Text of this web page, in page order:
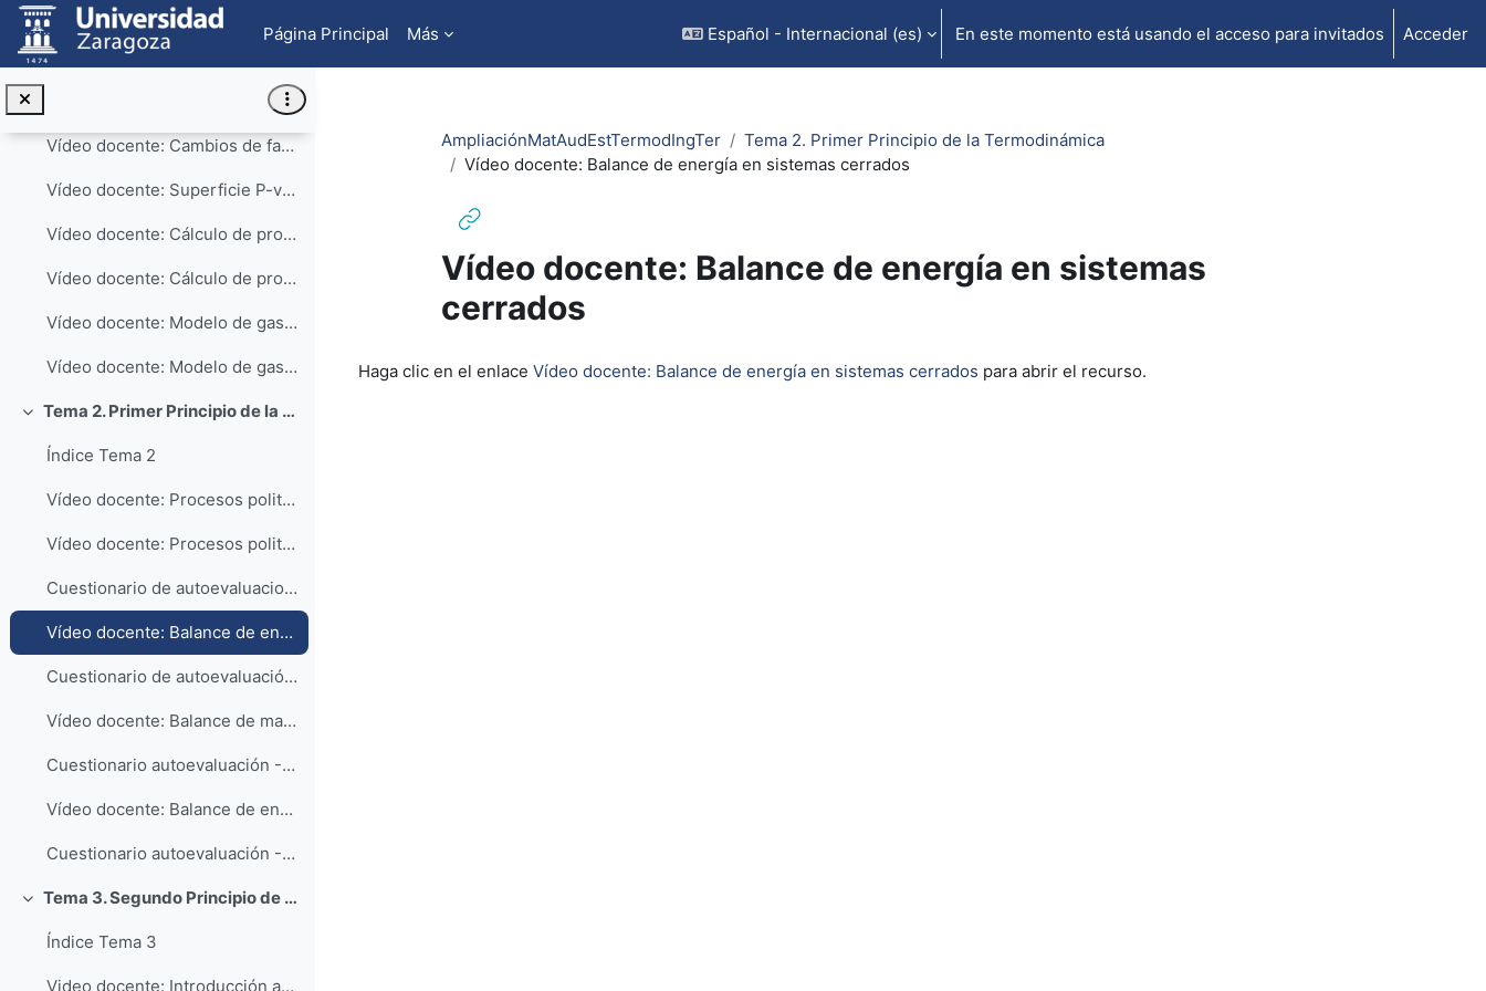
Salta al contenido principal
Página Principal
Más Español - Internacional ‎(es)‎ En este momento está usando el acceso para invitados Acceder
Cuestionario de autoevaluación
Colapsar
Vídeo docente: Cambios de fase de una sustancia pura a presión constante
Vídeo docente: Superficie P-v-T de una sustancia pura
Vídeo docente: Cálculo de propiedades de una sustancia real mediante tablas
Vídeo docente: Cálculo de propiedades de líquido subenfriado
Vídeo docente: Modelo de gas ideal - ecuación térmica de estado
Vídeo docente: Modelo de gas ideal - cálculo de propiedades
Colapsar Tema 2. Primer Principio de la Termodinámica
Índice Tema 2
Vídeo docente: Procesos politrópicos (Parte 1)
Vídeo docente: Procesos politrópicos (Parte 2)
Cuestionario de autoevaluacion - Procesos politrópicos
Vídeo docente: Balance de energía en sistemas cerrados
Cuestionario de autoevaluación - Sistemas cerrados
Vídeo docente: Balance de masa en sistemas abiertos
Cuestionario autoevaluación - Balance de masa
Vídeo docente: Balance de energía en sistemas abiertos
Cuestionario autoevaluación - Balance de energía
Colapsar Tema 3. Segundo Principio de la Termodinámica - Ciclo de Carnot
Índice Tema 3
Video docente: Introducción a los ciclos termodinámicos (Parte 1)
AmpliaciónMatAudEstTermodIngTer
Tema 2. Primer Principio de la Termodinámica
Vídeo docente: Balance de energía en sistemas cerrados
Vídeo docente: Balance de energía en sistemas
cerrados
Haga clic en el enlace Vídeo docente: Balance de energía en sistemas cerrados para abrir el recurso.